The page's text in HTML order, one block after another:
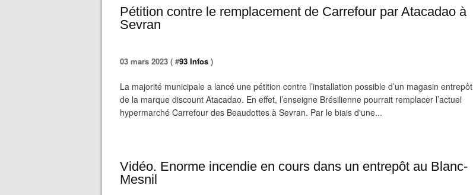
Pétition contre le remplacement de Carrefour par Atacadao à
Sevran
03 mars 2023 ( #93 Infos )
La majorité municipale a lancé une pétition contre l’installation possible d’un magasin entrepôt
de la marque discount Atacadao. En effet, l’enseigne Brésilienne pourrait remplacer l’actuel
hypermarché Carrefour des Beaudottes à Sevran. Par le biais d'une...
Vidéo. Enorme incendie en cours dans un entrepôt au Blanc-
Mesnil